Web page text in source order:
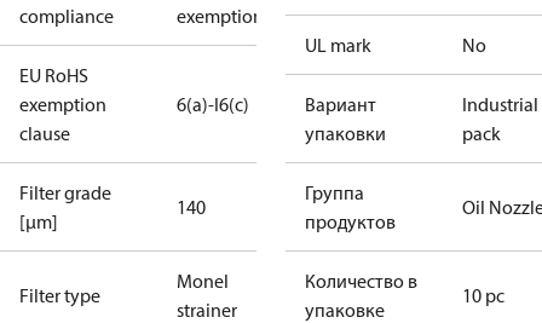
compliance
exemptions
EU RoHS
exemption
clause
6(a)-I6(c)
Filter grade
[µm]
140
Filter type
Monel
strainer
UL mark No
Вариант
упаковки
Industrial
pack
Группа
продуктов
Oil
Количество в
упаковке
10 pc